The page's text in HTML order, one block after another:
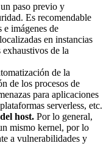
paso previo y
Es recomendable
imágenes de
en instancias
exhaustivos de la
de la
de los procesos de
para aplicaciones
serverless, etc.
host. Por lo general,
mismo kernel, por lo
a vulnerabilidades y